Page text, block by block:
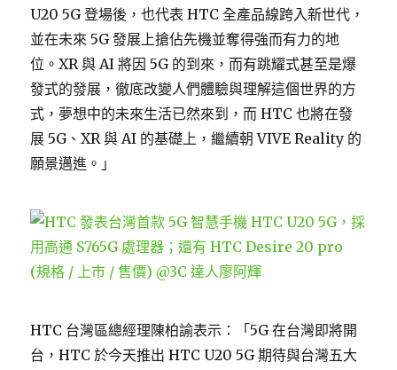
U20 5G 登場後，也代表 HTC 全產品線跨入新世代，
並在未來 5G 發展上搶佔先機並奪得強而有力的地
位。XR 與 AI 將因 5G 的到來，而有跳耀式甚至是爆
發式的發展，徹底改變人們體驗與理解這個世界的方
式，夢想中的未來生活已然來到，而 HTC 也將在發
展 5G、XR 與 AI 的基礎上，繼續朝 VIVE Reality 的
願景邁進。」
HTC 台灣區總經理陳柏諭表示：「5G 在台灣即將開
台，HTC 於今天推出 HTC U20 5G 期待與台灣五大